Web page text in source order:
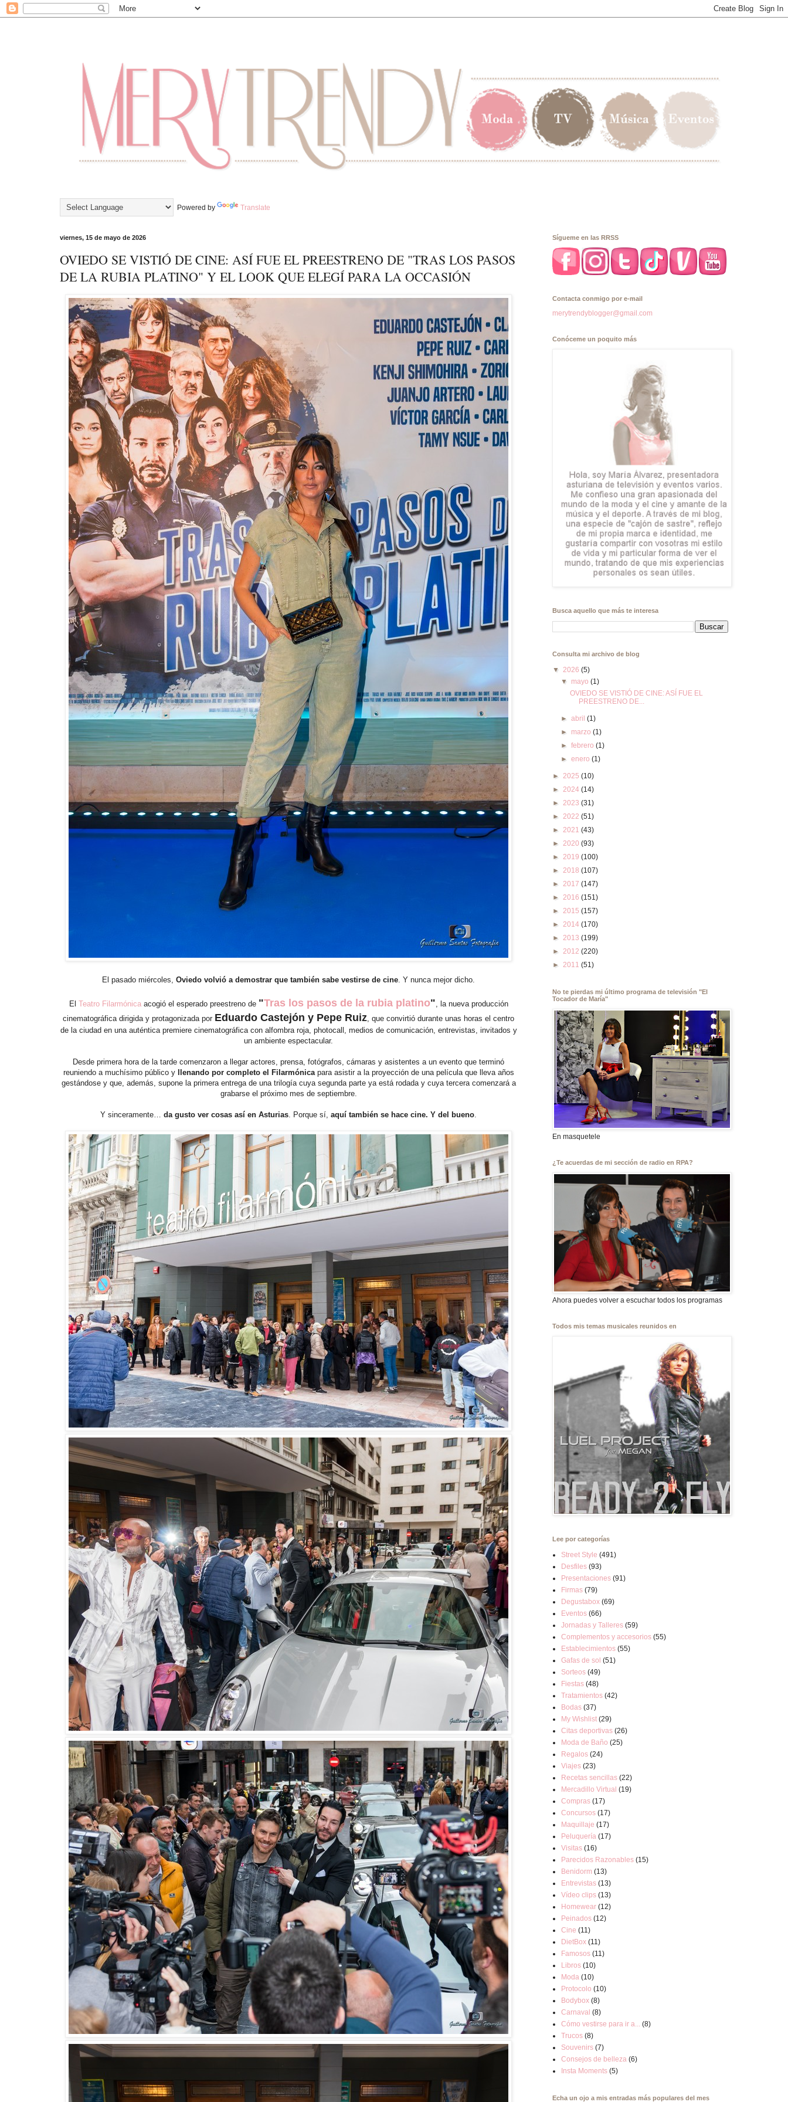
Powered by Translate
viernes, 15 de mayo de 2026
OVIEDO SE VISTIÓ DE CINE: ASÍ FUE EL PREESTRENO DE "TRAS LOS PASOS
DE LA RUBIA PLATINO" Y EL LOOK QUE ELEGÍ PARA LA OCCASIÓN
El pasado miércoles, Oviedo volvió a demostrar que también sabe vestirse de cine . Y nunca mejor dicho.
El Teatro Filarmónicaacogió el esperado preestreno de "Tras los pasos de la rubia platino" , la nueva producción
cinematográfica dirigida y protagonizada por Eduardo Castejón y Pepe Ruiz , que convirtió durante unas horas el centro
de la ciudad en una auténtica premiere cinematográfica con alfombra roja, photocall, medios de comunicación, entrevistas, invitados y
un ambiente espectacular.
Desde primera hora de la tarde comenzaron a llegar actores, prensa, fotógrafos, cámaras y asistentes a un evento que terminó
reuniendo a muchísimo público y llenando por completo el Filarmónicapara asistir a la proyección de una película que lleva años
gestándose y que, además, supone la primera entrega de una trilogía cuya segunda parte ya está rodada y cuya tercera comenzará a
grabarse el próximo mes de septiembre.
Y sinceramente… da gusto ver cosas así en Asturias . Porque sí, aquí también se hace cine. Y del bueno
Sígueme en las RRSS
Contacta conmigo por e-mail
merytrendyblogger@gmail.com
Conóceme un poquito más
Busca aquello que más te interesa
Consulta mi archivo de blog
▼ 2026 (5)
▼ mayo(1)
OVIEDO SE VISTIÓ DE CINE: ASÍ FUE EL
PREESTRENO DE...
►abril(1)
► marzo(1)
►febrero(1)
►enero(1)
► 2025 (10)
► 2024 (14)
► 2023 (31)
► 2022 (51)
► 2021 (43)
► 2020 (93)
► 2019 (100)
► 2018 (107)
► 2017 (147)
► 2016 (151)
► 2015 (157)
► 2014 (170)
► 2013 (199)
► 2012 (220)
► 2011 (51)
No te pierdas mi último programa de televisión "El
Tocador de María"
En masquetele
¿Te acuerdas de mi sección de radio en RPA?
Ahora puedes volver a escuchar todos los programas
Todos mis temas musicales reunidos en
Lee por categorías
Street Style (491)
Desfiles (93)
Presentaciones (91)
Firmas (79)
Degustabox (69)
Eventos (66)
Jornadas y Talleres (59)
Complementos y accesorios (55)
Establecimientos (55)
Gafas de sol (51)
Sorteos (49)
Fiestas (48)
Tratamientos (42)
Bodas (37)
My Wishlist (29)
Citas deportivas (26)
Moda de Baño (25)
Regalos (24)
Viajes (23)
Recetas sencillas (22)
Mercadillo Virtual (19)
Compras (17)
Concursos (17)
Maquillaje (17)
Peluquería (17)
Visitas (16)
Parecidos Razonables (15)
Benidorm (13)
Entrevistas (13)
Vídeo clips (13)
Homewear (12)
Peinados (12)
Cine (11)
DietBox (11)
Famosos (11)
Libros (10)
Moda (10)
Protocolo (10)
Bodybox (8)
Carnaval (8)
Cómo vestirse para ir a... (8)
Trucos (8)
Souvenirs (7)
Consejos de belleza (6)
Insta Moments (5)
Echa un ojo a mis entradas más populares del mes